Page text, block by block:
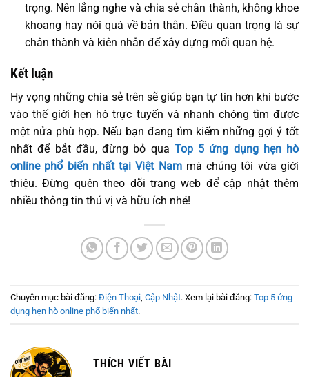
trọng. Nên lắng nghe và chia sẻ chân thành, không khoe
khoang hay nói quá về bản thân. Điều quan trọng là sự
chân thành và kiên nhẫn để xây dựng mối quan hệ.
Kết luận
Hy vọng những chia sẻ trên sẽ giúp bạn tự tin hơn khi bước
vào thế giới hẹn hò trực tuyến và nhanh chóng tìm được
một nửa phù hợp. Nếu bạn đang tìm kiếm những gợi ý tốt
nhất để bắt đầu, đừng bỏ qua Top 5 ứng dụng hẹn hò
online phổ biến nhất tại Việt Nammà chúng tôi vừa giới
thiệu. Đừng quên theo dõi trang web để cập nhật thêm
nhiều thông tin thú vị và hữu ích nhé!
Chuyên mục bài đăng: Điện Thoại Cập Nhật. Xem lại bài đăng: Top 5 ứng
dụng hẹn hò online phổ biến nhất.
THÍCH VIẾT BÀI